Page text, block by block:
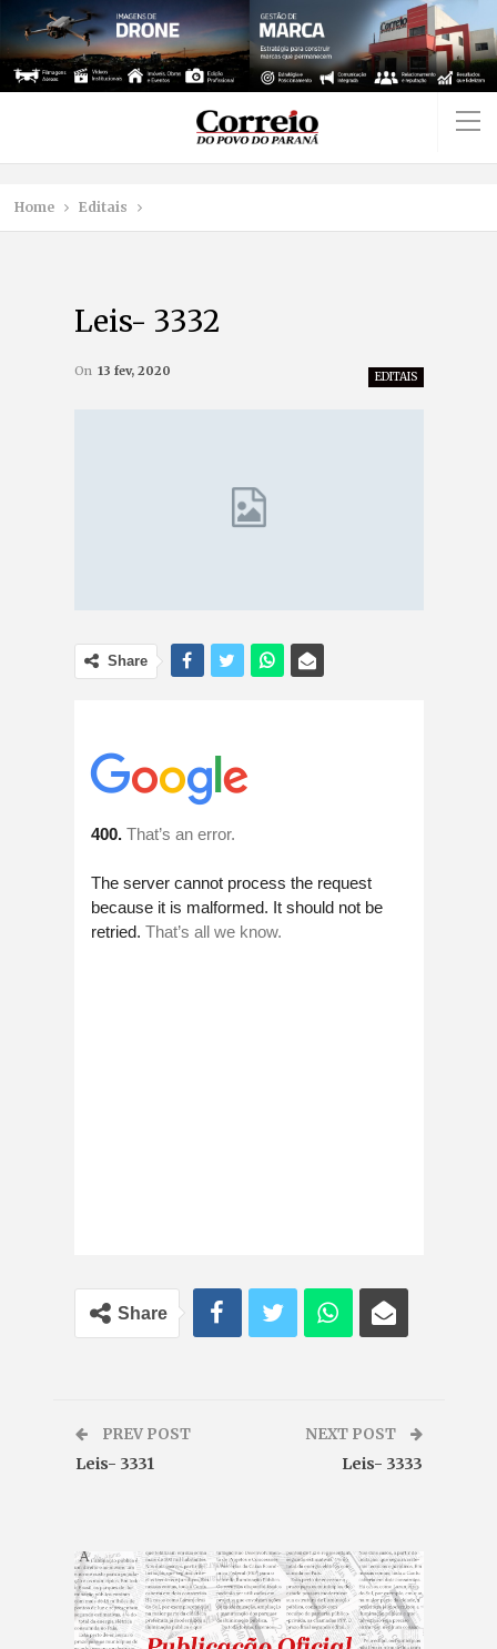
Home Editais
Leis- 3332
EDITAIS
On 13 fev, 2020
Share
Share
PREV POST
Leis- 3331
NEXT POST
Leis- 3333